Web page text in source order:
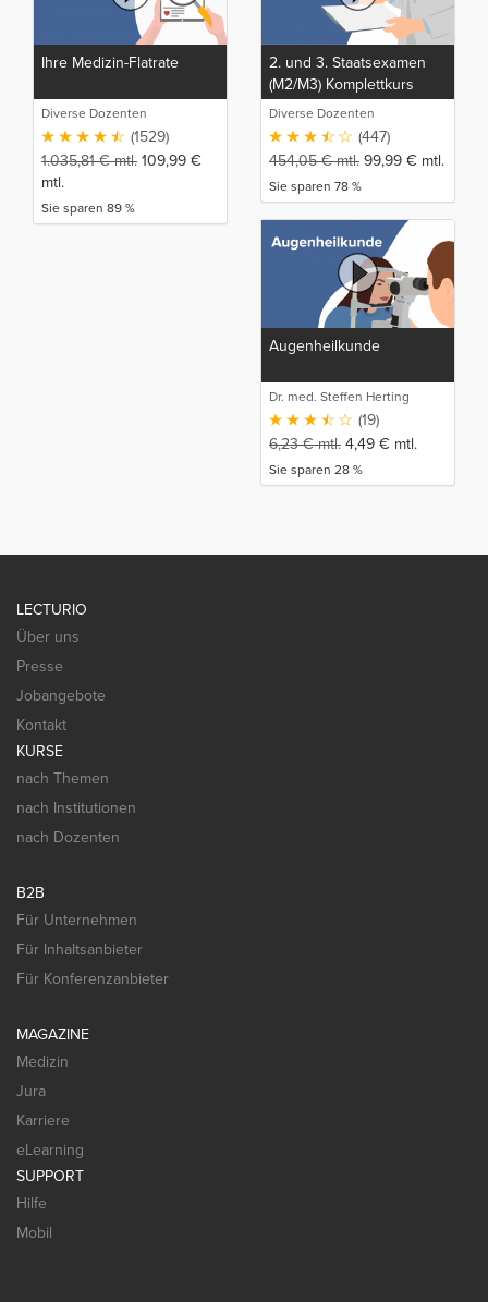
Ihre Medizin-Flatrate
Diverse Dozenten
(1529)
1.035,81€mtl. 109,99 €
mtl.
Sie sparen 89 %
2. und 3. Staatsexamen
(M2/M3) Komplettkurs
Diverse Dozenten
(447)
454,05€mtl. 99,99 € mtl.
Sie sparen 78 %
Augenheilkunde
Dr. med. Steffen Herting
(19)
6,23€mtl. 4,49 € mtl.
Sie sparen 28 %
LECTURIO
Über uns
Presse
Jobangebote
Kontakt
KURSE
nach Themen
nach Institutionen
nach Dozenten
B2B
Für Unternehmen
Für Inhaltsanbieter
Für Konferenzanbieter
MAGAZINE
Medizin
Jura
Karriere
eLearning
SUPPORT
Hilfe
Mobil